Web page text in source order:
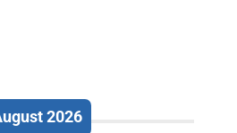
2026